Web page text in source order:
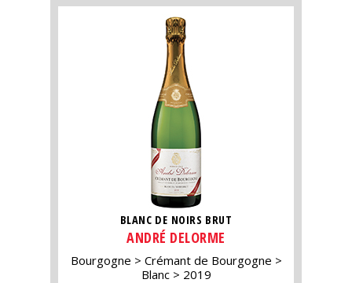
BLANC DE NOIRS BRUT
ANDRÉ DELORME
Bourgogne
Crémant de Bourgogne
Blanc
2019